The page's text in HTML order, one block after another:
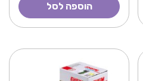
הוספה לסל